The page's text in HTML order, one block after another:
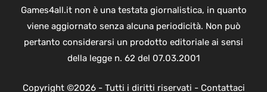
Games4all.it non è una testata giornalistica, in quanto
viene aggiornato senza alcuna periodicità. Non può
pertanto considerarsi un prodotto editoriale ai sensi
della legge n. 62 del 07.03.2001
Copyright ©2026 - Tutti i diritti riservati - Contattaci